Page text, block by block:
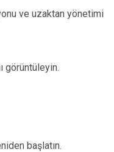
ve uzaktan yönetimi
görüntüleyin.
başlatın.